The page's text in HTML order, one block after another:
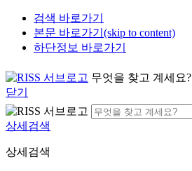
검색 바로가기
본문 바로가기(skip to content)
하단정보 바로가기
무엇을 찾고 계세요?
닫기
상세검색
상세검색